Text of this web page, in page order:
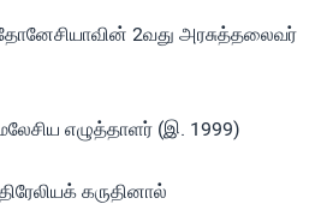
2வது அரசுத்தலைவர்
எழுத்தாளர் (இ. 1999)
கருதினால்